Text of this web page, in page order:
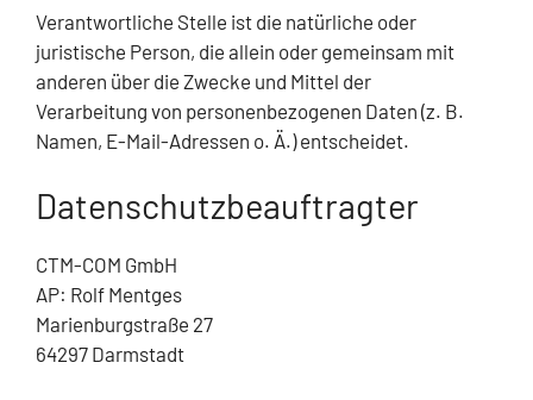
Verantwortliche Stelle ist die natürliche oder
juristische Person, die allein oder gemeinsam mit
anderen über die Zwecke und Mittel der
Verarbeitung von personenbezogenen Daten (z. B.
Namen, E-Mail-Adressen o. Ä.) entscheidet.
Datenschutzbeauftragter
CTM-COM GmbH
AP: Rolf Mentges
Marienburgstraße 27
64297 Darmstadt